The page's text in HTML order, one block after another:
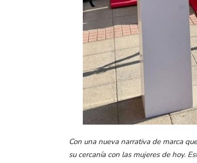
Con una nueva narrativa de marca
su cercanía con las mujeres de hoy.